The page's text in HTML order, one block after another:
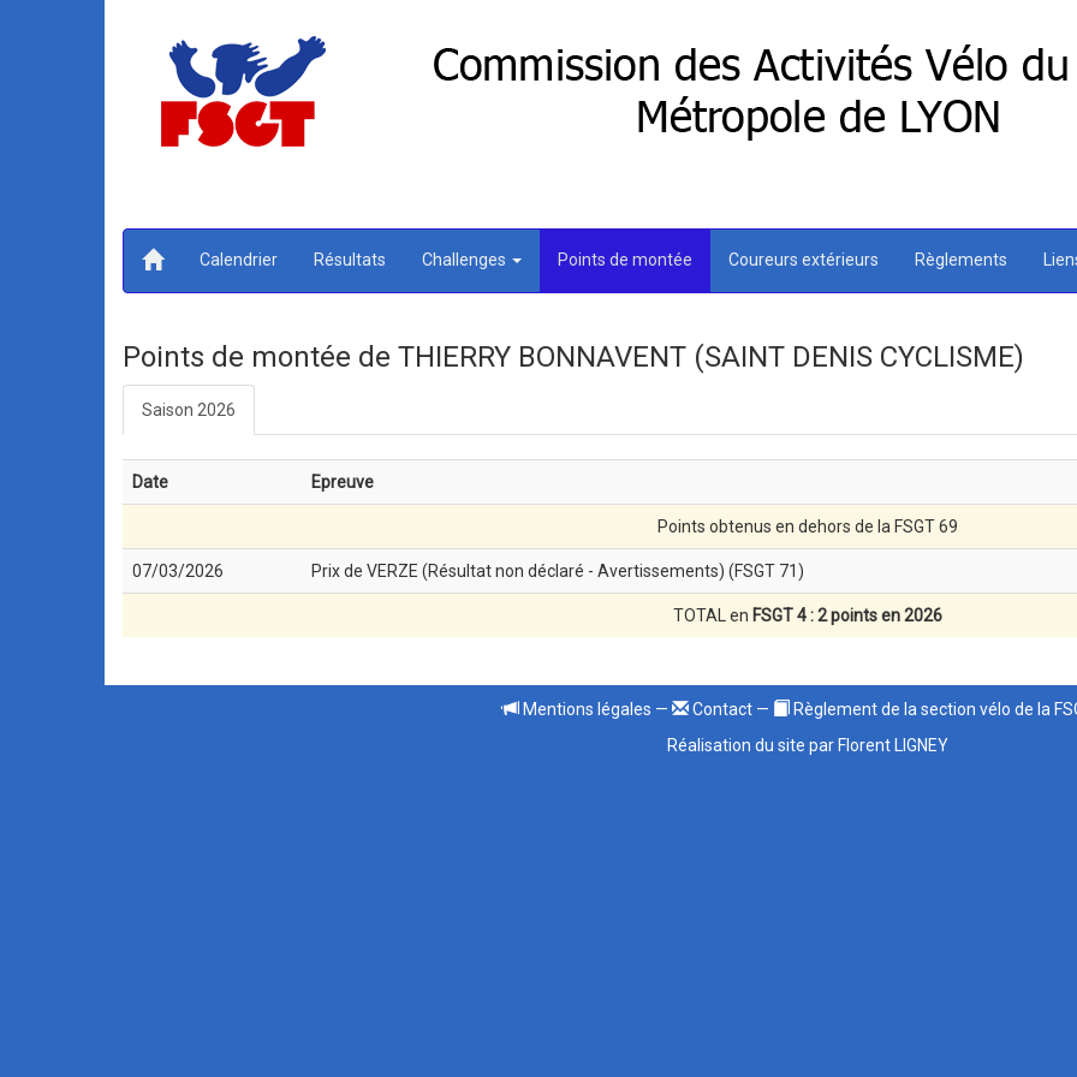
Calendrier Résultats Challenges Points de montée Coureurs extérieurs Règlements
Points de montée de THIERRY BONNAVENT (SAINT DENIS CYCLISME)
Saison 2026
Date Epreuve
Points obtenus en dehors de la FSGT 69
07/03/2026 Prix de VERZE (Résultat non déclaré - Avertissements) (FSGT 71)
TOTAL en FSGT 4 : 2 points en 2026
Mentions légales — Contact—
Règlement de la section vélo de la
Réalisation du site par Florent LIGNEY